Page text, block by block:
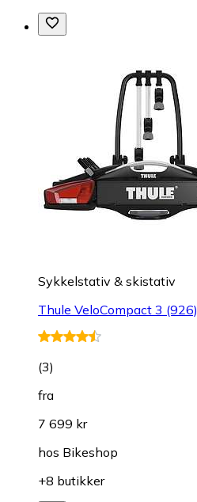
Sykkelstativ & skistativ
Thule VeloCompact 3 (926)
(3)
fra
7 699 kr
hos Bikeshop
+8 butikker